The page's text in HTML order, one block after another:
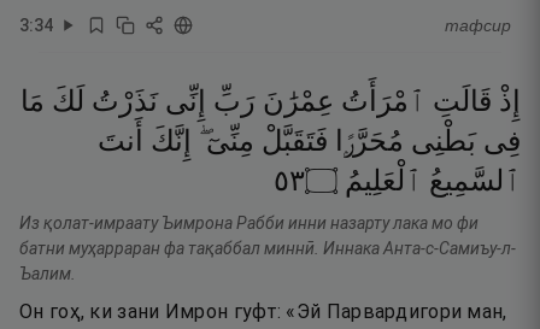
3:34 тафсир
إِذْ قَالَتِ ٱمْرَأَتُ عِمْرَٰنَ رَبِّ إِنِّى نَذَرْتُ لَكَ مَا
فِى بَطْنِى مُحَرَّرًۭا فَتَقَبَّلْ مِنِّىٓ ۖ إِنَّكَ
أَنتَ
ٱلسَّمِيعُ ٱلْعَلِيمُ ۝٣٥
Из қолат-имраату Ъимрона Рабби инни назарту лака мо фи
батни муҳарраран фа тақаббал миннӣ. Иннака Анта-с-Самиъу-л-
Ъалим.
Он гоҳ, ки зани Имрон гуфт: «Эй Парвардигори ман,